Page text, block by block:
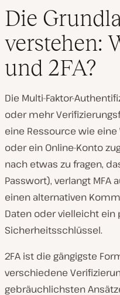
Die
verstehen:
und 2FA?
Die Multi-Faktor-
oder mehr
eine Ressource wie
oder ein Online-Konto
nach etwas zu fragen,
Passwort), verlangt
einen alternativen
Daten oder vielleicht ein
Sicherheitsschlüssel.
2FA ist die gängigste
verschiedene
gebräuchlichsten